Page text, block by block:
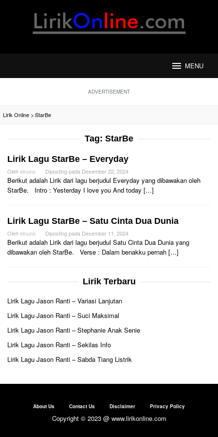
MENU
ADVERTISEMENT
Lirik Online > StarBe
Tag: StarBe
Lirik Lagu StarBe – Everyday
Olehelnuno Diposting pada Desember 22, 2024
Berikut adalah Lirik dari lagu berjudul Everyday yang dibawakan oleh
StarBe. Intro : Yesterday I love you And today […]
Lirik Lagu StarBe – Satu Cinta Dua Dunia
Olehelnuno Diposting pada Desember 11, 2024
Berikut adalah Lirik dari lagu berjudul Satu Cinta Dua Dunia yang
dibawakan oleh StarBe. Verse : Dalam benakku pernah […]
Lirik Terbaru
Lirik Lagu Jason Ranti – Variasi Lanjutan
Lirik Lagu Jason Ranti – Suci Maksimal
Lirik Lagu Jason Ranti – Stephanie Anak Senie
Lirik Lagu Jason Ranti – Sekilas Info
Lirik Lagu Jason Ranti – Sabda Tiang Listrik
About Us Contact Us Disclaimer Privacy Policy
Copyright © 2023 @ www.lirikonline.com